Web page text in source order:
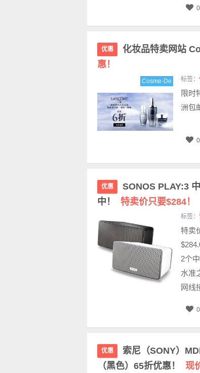
0
优惠 化妆品特卖网站
惠！
Cosme-De 标签：
限时
洲包
0
优惠
SONOS PLAY:3
中！
特卖价只要$284！
标签：
特卖
2个
水准
网线
0
优惠
索尼（SONY）
（黑色）65折优惠！
现